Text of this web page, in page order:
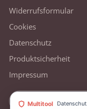
Widerrufsformular
Cookies
Datenschutz
Produktsicherheit
Impressum
Vertrag
Multitool